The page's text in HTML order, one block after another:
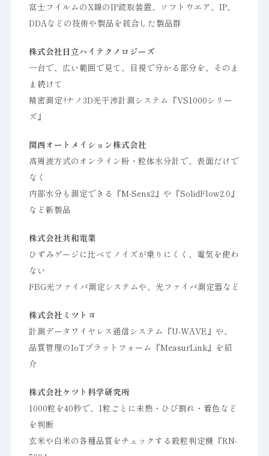
富士フイルムのX線のIP読取装置、ソフトウエア、IP、
DDAなどの技術や製品を統合した製品群
株式会社日立ハイテクノロジーズ
一台で、広い範囲で見て、目視で分かる部分を、そのま
ま続けて
精密測定 !ナノ3D光干渉計測システム『VS1000シリー
ズ』
関西オートメイション株式会社
高周波方式のオンライン粉・粒体水分計で、表面だけで
なく
内部水分も測定できる『M-Sens2』や『SolidFlow2.0』
など新製品
株式会社共和電業
ひずみゲージに比べてノイズが乗りにくく、電気を使わ
ない
FBG光ファイバ測定システムや、光ファイバ測定器など
株式会社ミツトヨ
計測データワイヤレス通信システム『U-WAVE』や、
品質管理のIoTプラットフォーム『MeasurLink』を紹
介
株式会社ケツト科学研究所
1000粒を40秒で、1粒ごとに未熟・ひび割れ・着色など
を判断
玄米や白米の各種品質をチェックする穀粒判定機『RN-